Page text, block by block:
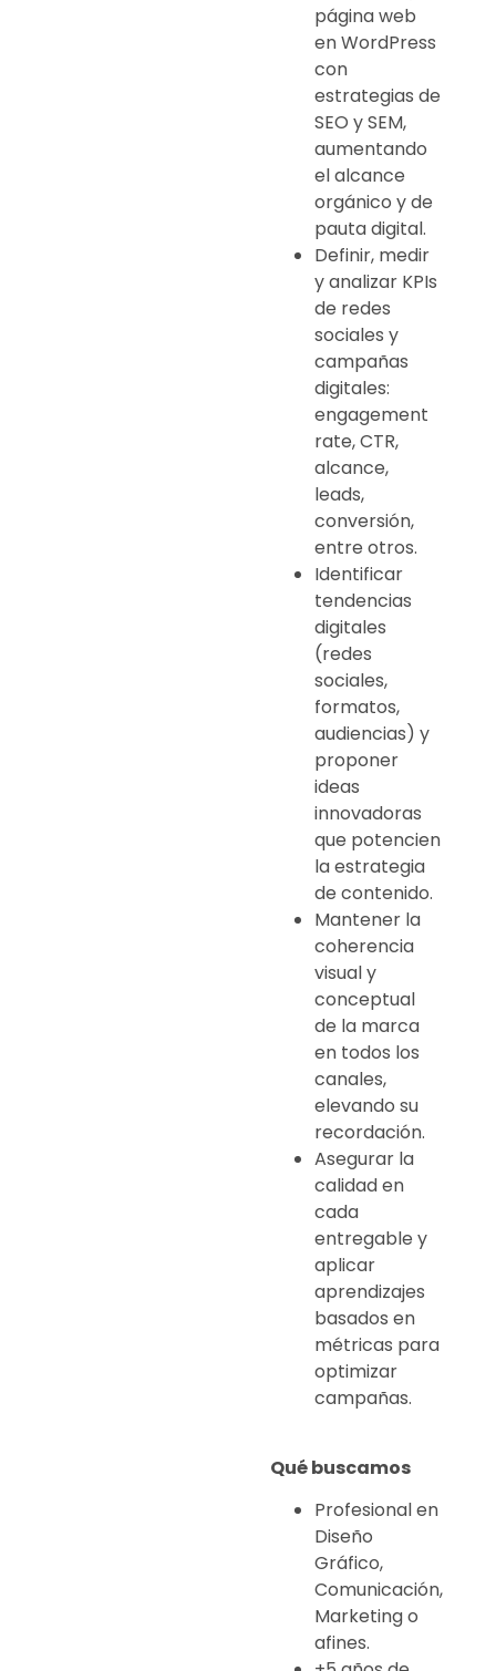
página web
en WordPress
con
estrategias de
SEO y SEM,
aumentando
el alcance
orgánico y de
pauta digital.
Definir, medir
y analizar KPIs
de redes
sociales y
campañas
digitales:
engagement
rate, CTR,
alcance,
leads,
conversión,
entre otros.
Identificar
tendencias
digitales
(redes
sociales,
formatos,
audiencias) y
proponer
ideas
innovadoras
que potencien
la estrategia
de contenido.
Mantener la
coherencia
visual y
conceptual
de la marca
en todos los
canales,
elevando su
recordación.
Asegurar la
calidad en
cada
entregable y
aplicar
aprendizajes
basados en
métricas para
optimizar
campañas.
Qué buscamos
Profesional en
Diseño
Gráfico,
Comunicación,
Marketing o
afines.